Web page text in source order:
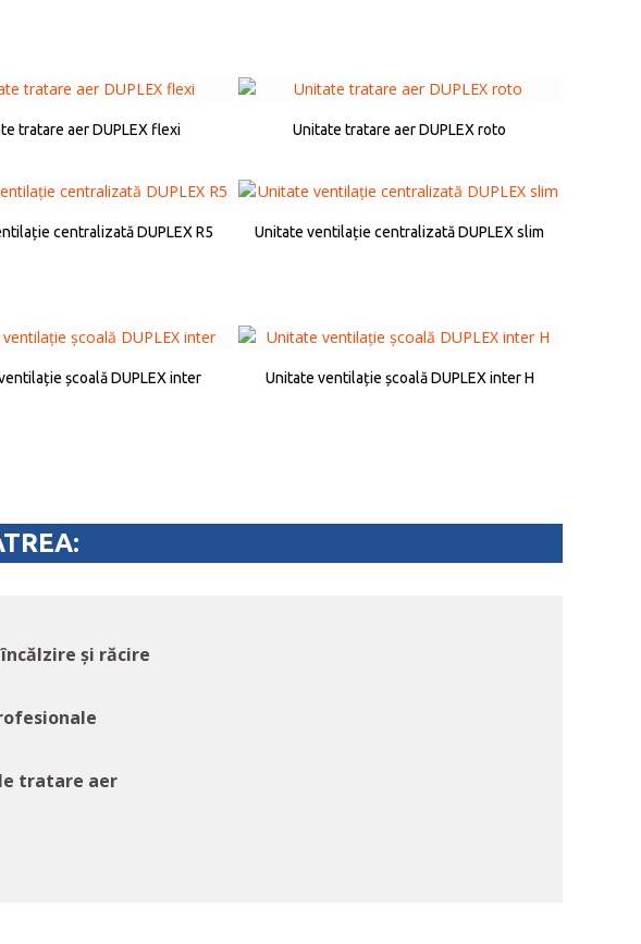
tratare aer DUPLEX flexi Unitate tratare aer DUPLEX roto
centralizată DUPLEX R5 Unitate ventilație centralizată DUPLEX slim
școală DUPLEX inter Unitate ventilație școală DUPLEX inter H
și răcire
tratare aer